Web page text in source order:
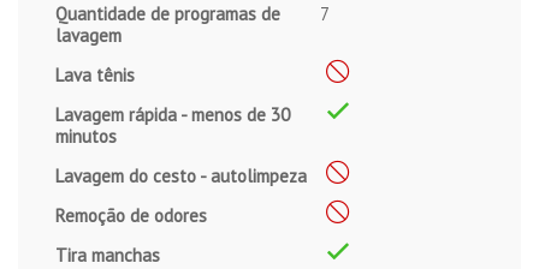
Quantidade de programas de
lavagem
7
Lava tênis
Lavagem rápida - menos de 30
minutos
Lavagem do cesto - autolimpeza
Remoção de odores
Tira manchas